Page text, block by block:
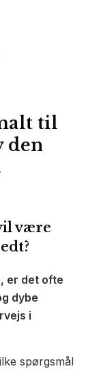
til
den
være
er det ofte
dybe
i
spørgsmål